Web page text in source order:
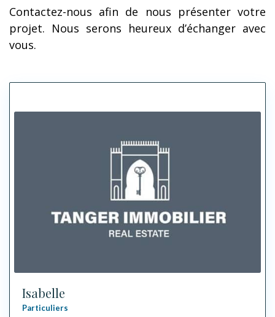
Contactez-nous afin de nous présenter votre
projet. Nous serons heureux d’échanger avec
vous.
Isabelle
Particuliers